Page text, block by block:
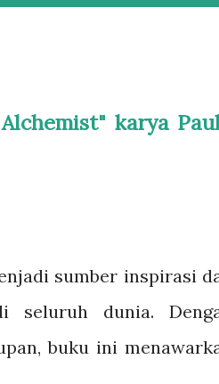
karya
sumber inspirasi
seluruh dunia.
buku ini